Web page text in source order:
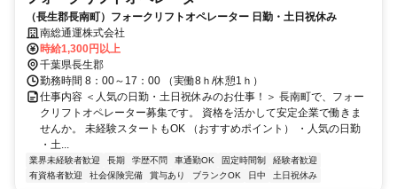
（長生郡長南町）フォークリフトオペレーター 日勤・土日祝休み
南総通運株式会社
時給1,300円以上
千葉県長生郡
勤務時間 8：00～17：00 （実働8ｈ/休憩1ｈ）
仕事内容 ＜人気の日勤・土日祝休みのお仕事！＞ 長南町で、フォー
クリフトオペレーター募集です。 資格を活かして安定企業で働きま
せんか。 未経験スタートもOK （おすすめポイント） ・人気の日勤
・土...
業界未経験者歓迎 長期 学歴不問 車通勤OK 固定時間制
経験者歓迎
有資格者歓迎
社会保険完備 賞与あり ブランクOK 日中 土日祝休み